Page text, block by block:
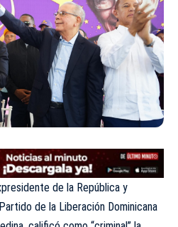
de la República y
de la Liberación Dominicana